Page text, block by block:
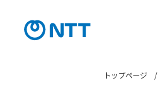
トップページ